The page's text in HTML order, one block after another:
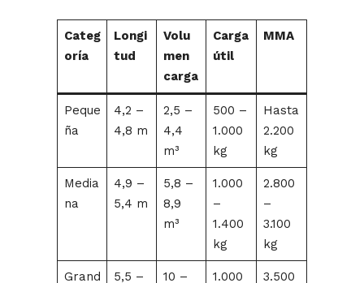
Categ
oría
Longi
tud
Volu
men
carga
Carga
útil
MMA
Peque
ña
4,2 –
4,8 m
2,5 –
4,4
m³
500 –
1.000
kg
Hasta
2.200
kg
Media
na
4,9 –
5,4 m
5,8 –
8,9
m³
1.000
–
1.400
kg
2.800
–
3.100
kg
Grand 5,5 – 10 – 1.000 3.500